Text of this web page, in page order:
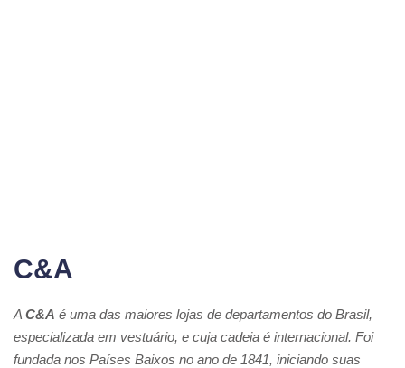
C&A
A C&A é uma das maiores lojas de departamentos do Brasil,
especializada em vestuário, e cuja cadeia é internacional. Foi
fundada nos Países Baixos no ano de 1841, iniciando suas